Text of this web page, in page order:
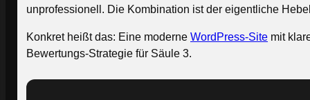
unprofessionell. Die Kombination ist der eigentliche
Konkret heißt das: Eine moderne WordPress-Site mit
Bewertungs-Strategie für Säule 3.